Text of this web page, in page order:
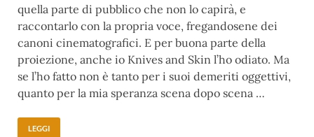
quella parte di pubblico che non lo capirà, e
raccontarlo con la propria voce, fregandosene dei
canoni cinematografici. E per buona parte della
proiezione, anche io Knives and Skin l’ho odiato. Ma
se l’ho fatto non è tanto per i suoi demeriti oggettivi,
quanto per la mia speranza scena dopo scena …
LEGGI